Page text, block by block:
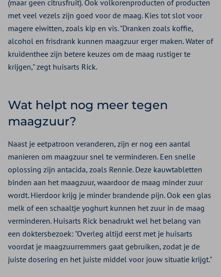
(maar geen citrusfruit). Ook volkorenproducten of producten
met veel vezels zijn goed voor de maag. Kies tot slot voor
magere eiwitten, zoals kip en vis. "Dranken zoals koffie,
alcohol en frisdrank kunnen maagzuur erger maken. Water of
kruidenthee zijn betere keuzes om de maag rustiger te
krijgen," zegt huisarts Rick.
Wat helpt nog meer tegen
maagzuur?
Naast je eetpatroon veranderen, zijn er nog een aantal
manieren om maagzuur snel te verminderen. Een snelle
oplossing zijn antacida, zoals Rennie. Deze kauwtabletten
binden aan het maagzuur, waardoor de maag minder zuur
wordt. Hierdoor krijg je minder brandende pijn. Ook een glas
melk of een schaaltje yoghurt kunnen het zuur in de maag
verminderen. Huisarts Rick benadrukt wel het belang van
een doktersbezoek: "Overleg altijd eerst met je huisarts
voordat je maagzuurremmers gaat gebruiken, zodat je de
juiste dosering en het juiste middel voor jouw situatie krijgt."